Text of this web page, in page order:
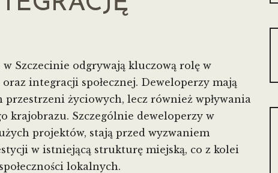
Szczecinie odgrywają kluczową rolę w
integracji społecznej. Deweloperzy mają
życiowych, lecz również wpływania
krajobrazu. Szczególnie deweloperzy w
projektów, stają przed wyzwaniem
w istniejącą strukturę miejską, co z kolei
lokalnych.